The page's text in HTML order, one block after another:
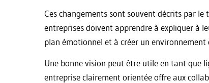
Ces changements sont souvent décrits par
entreprises doivent apprendre à expliquer à
plan émotionnel et à créer un
Une bonne vision peut être utile en tant que
entreprise clairement orientée offre aux